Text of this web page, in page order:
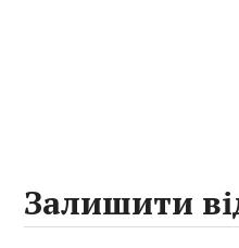
Залишити